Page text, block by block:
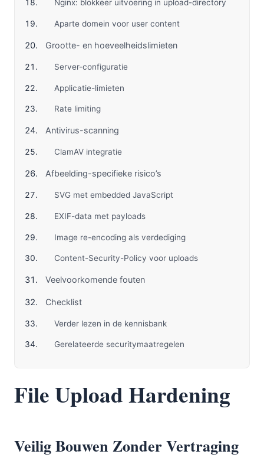
Nginx: blokkeer uitvoering in upload-directory
Aparte domein voor user content
Grootte- en hoeveelheidslimieten
Server-configuratie
Applicatie-limieten
Rate limiting
Antivirus-scanning
ClamAV integratie
Afbeelding-specifieke risico’s
SVG met embedded JavaScript
EXIF-data met payloads
Image re-encoding als verdediging
Content-Security-Policy voor uploads
Veelvoorkomende fouten
Checklist
Verder lezen in de kennisbank
Gerelateerde securitymaatregelen
File Upload Hardening
Veilig Bouwen Zonder Vertraging